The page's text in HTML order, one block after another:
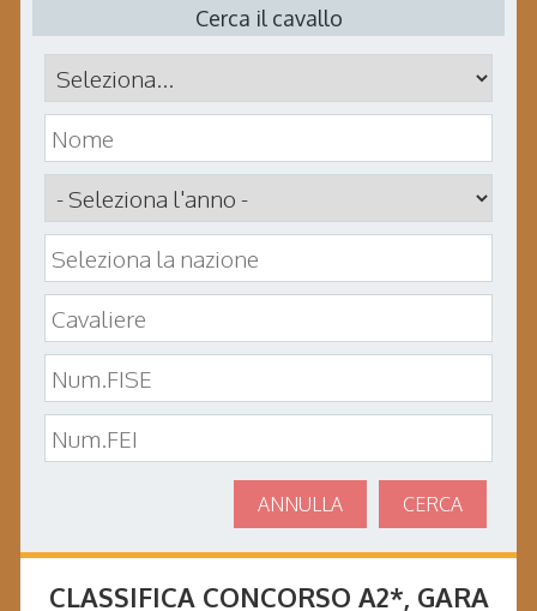
Cerca il cavallo
CERCA
ANNULLA
CLASSIFICA CONCORSO A2*, GARA